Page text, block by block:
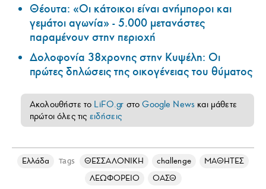
Θέουτα: «Οι κάτοικοι είναι ανήμποροι και
γεμάτοι αγωνία» - 5.000 μετανάστες
παραμένουν στην περιοχή
Δολοφονία 38χρονης στην Κυψέλη: Οι
πρώτες δηλώσεις της οικογένειας του θύματος
Ακολουθήστε το LiFO.gr στοGoogle News και μάθετε
πρώτοι όλες τις ειδήσεις
Ελλάδα Tags ΘΕΣΣΑΛΟΝΙΚΗ challenge
ΜΑΘΗΤΕΣ
ΛΕΩΦΟΡΕΙΟ
ΟΑΣΘ